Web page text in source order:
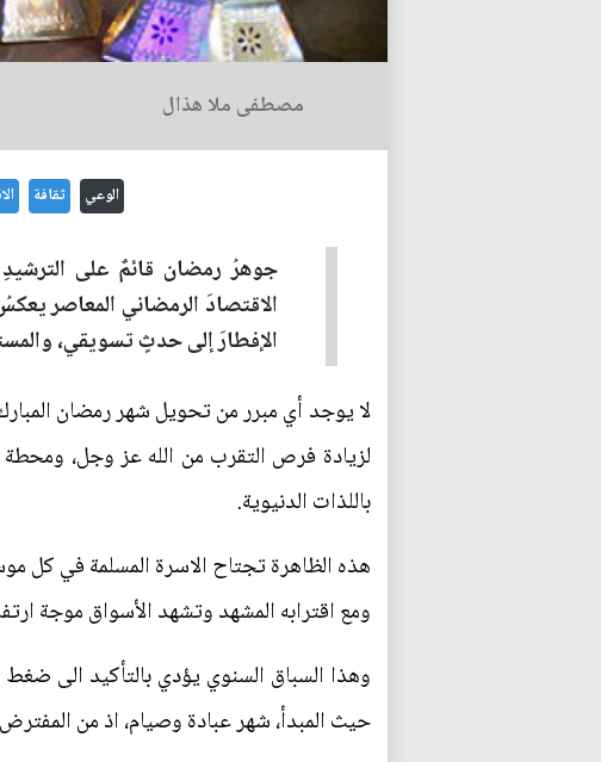
مصطفى ملا هذال
الوعي ثقافة
جوهرُ رمضان قائمٌ على
الاقتصادَ الرمضاني المعاصر
الإفطارَ إلى حدثٍ تسويقي،
لا يوجد أي مبرر من تحويل شهر رمضان
لزيادة فرص التقرب من الله عز وجل، ومحطة
باللذات الدنيوية.
هذه الظاهرة تجتاح الاسرة المسلمة في كل
ومع اقترابه المشهد وتشهد الأسواق موجة
وهذا السباق السنوي يؤدي بالتأكيد الى
حيث المبدأ، شهر عبادة وصيام، اذ من